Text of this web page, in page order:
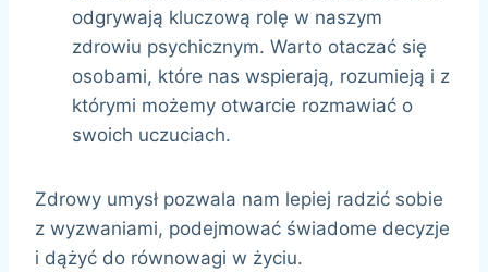
odgrywają kluczową rolę w naszym
zdrowiu psychicznym. Warto otaczać się
osobami, które nas wspierają, rozumieją i z
którymi możemy otwarcie rozmawiać o
swoich uczuciach.
Zdrowy umysł pozwala nam lepiej radzić sobie
z wyzwaniami, podejmować świadome decyzje
i dążyć do równowagi w życiu.